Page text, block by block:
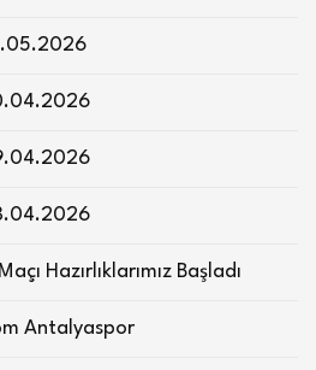
Hazırlıklarımız Başladı
Antalyaspor